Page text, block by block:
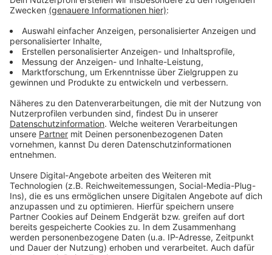
Anzeige
HIER fahndet die Düsseldorfer Polizei mit Bildern:
Meldung der Düsseldorfer Polizei dazu:
Telefonnummer der Düsseldorfer Polizei: (0211) 870-
0
Anzeige
Anzeige